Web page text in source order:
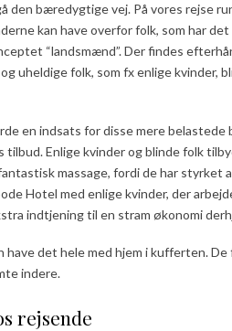
den bæredygtige vej. På vores rejse
kan have overfor folk, som har
“landsmænd”. Der findes
uheldige folk, som fx enlige kvinder,
en indsats for disse mere belastede
Enlige kvinder og blinde folk
massage, fordi de har styrket
Hotel med enlige kvinder, der
indtjening til en stram økonomi
det hele med hjem i kufferten.
indere.
rejsende